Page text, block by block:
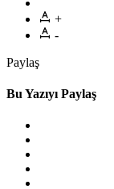
+
-
Paylaş
Bu Yazıyı Paylaş